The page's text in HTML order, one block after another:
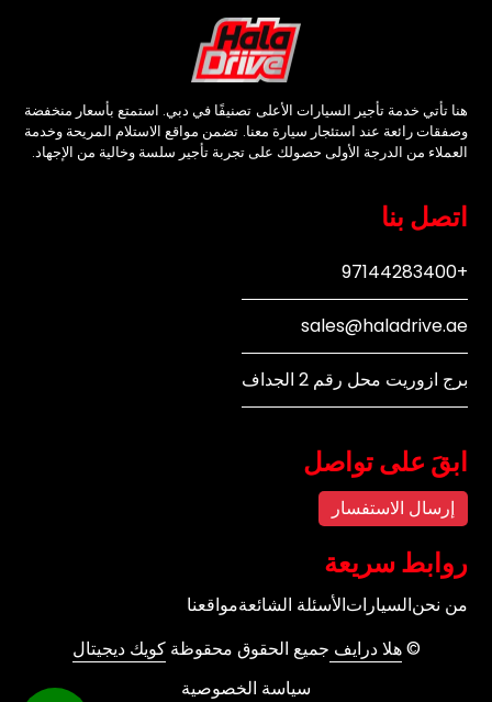
هنا تأتي خدمة تأجير السيارات الأعلى تصنيفًا في دبي. استمتع بأسعار منخفضة
وصفقات رائعة عند استئجار سيارة معنا. تضمن مواقع الاستلام المريحة وخدمة
العملاء من الدرجة الأولى حصولك على تجربة تأجير سلسة وخالية من الإجهاد.
اتصل بنا
+97144283400
sales@haladrive.ae
برج ازوريت محل رقم 2 الجداف
ابقَ على تواصل
إرسال الاستفسار
روابط سريعة
من نحنالسياراتالأسئلة الشائعةمواقعنا
©هلا درايف جميع الحقوق محقوظةكويك ديجيتال
سياسة الخصوصية